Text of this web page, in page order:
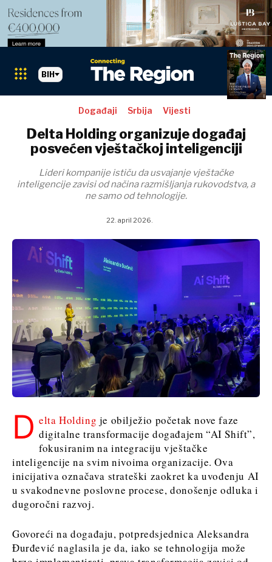
BIH
Događaji Srbija Vijesti
Delta Holding organizuje događaj
posvećen vještačkoj inteligenciji
Lideri kompanije ističu da usvajanje vještačke
inteligencije zavisi od načina razmišljanja rukovodstva, a
ne samo od tehnologije.
22. april 2026.
D elta Holding je obilježio početak nove faze
digitalne transformacije događajem “AI Shift”,
fokusiranim na integraciju vještačke
inteligencije na svim nivoima organizacije. Ova
inicijativa označava strateški zaokret ka uvođenju AI
u svakodnevne poslovne procese, donošenje odluka i
dugoročni razvoj.
Govoreći na događaju, potpredsjednica Aleksandra
Đurđević naglasila je da, iako se tehnologija može